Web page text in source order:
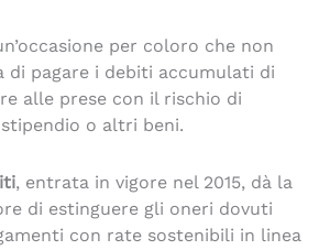
per coloro che non
di pagare i debiti accumulati di
alle prese con il rischio di
o altri beni.
, entrata in vigore nel 2015, dà la
di estinguere gli oneri dovuti
con rate sostenibili in linea